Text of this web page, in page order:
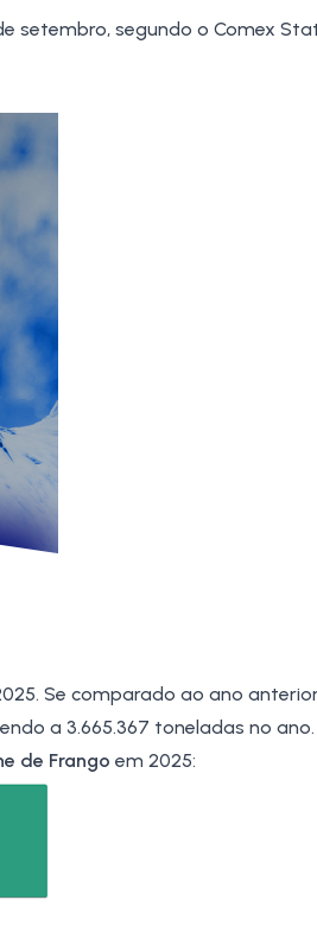
setembro, segundo o Comex
Se comparado ao ano
a 3.665.367 toneladas no ano.
de Frango em 2025: